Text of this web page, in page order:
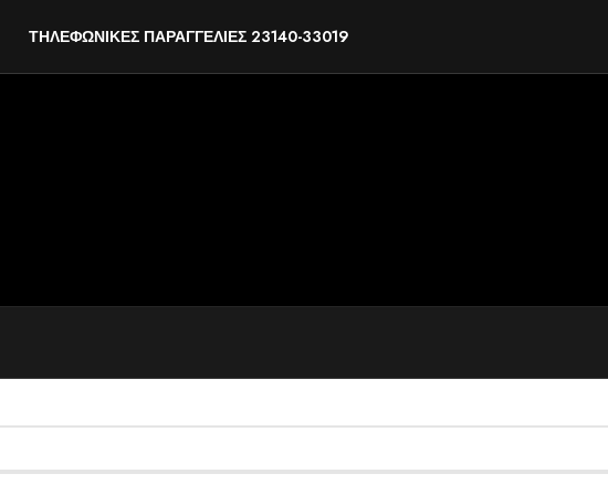
ΤΗΛΕΦΩΝΙΚΕΣ ΠΑΡΑΓΓΕΛΙΕΣ 23140-33019